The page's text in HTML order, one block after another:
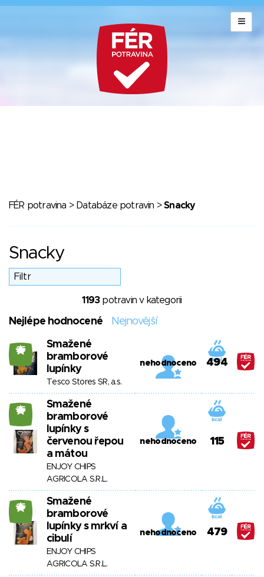
FÉR potravina > Databáze potravin >Snacky
Snacky
1193potravin v kategorii
Nejlépe hodnocené Nejnovější
25
Smažené
bramborové
lupínky
Tesco Stores SR, a.s.
nehodnoceno 494
25
Smažené
bramborové
lupínky s
červenou řepou
a mátou
ENJOY CHIPS
AGRICOLA S.R.L.
nehodnoceno 115
25
Smažené
bramborové
lupínky s mrkví a
cibulí
ENJOY CHIPS
AGRICOLA S.R.L.
nehodnoceno 479